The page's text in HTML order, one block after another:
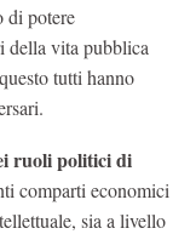
di potere
della vita pubblica
tutti hanno
ruoli politici di
comparti economici
sia a livello